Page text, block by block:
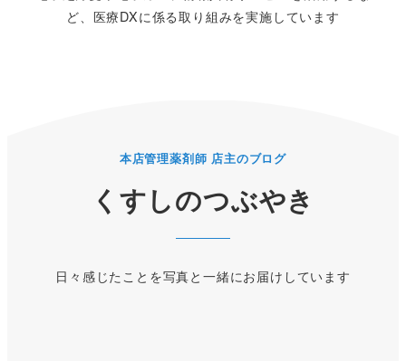
ど、医療DXに係る取り組みを実施しています
本店管理薬剤師 店主のブログ
くすしのつぶやき
日々感じたことを写真と一緒にお届けしています